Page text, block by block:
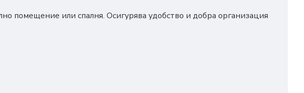
помещение или спалня. Осигурява удобство и добра организация